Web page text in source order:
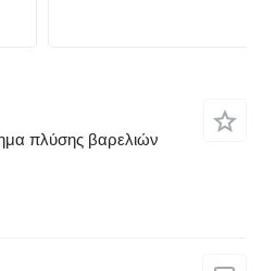
πλύσης βαρελιών